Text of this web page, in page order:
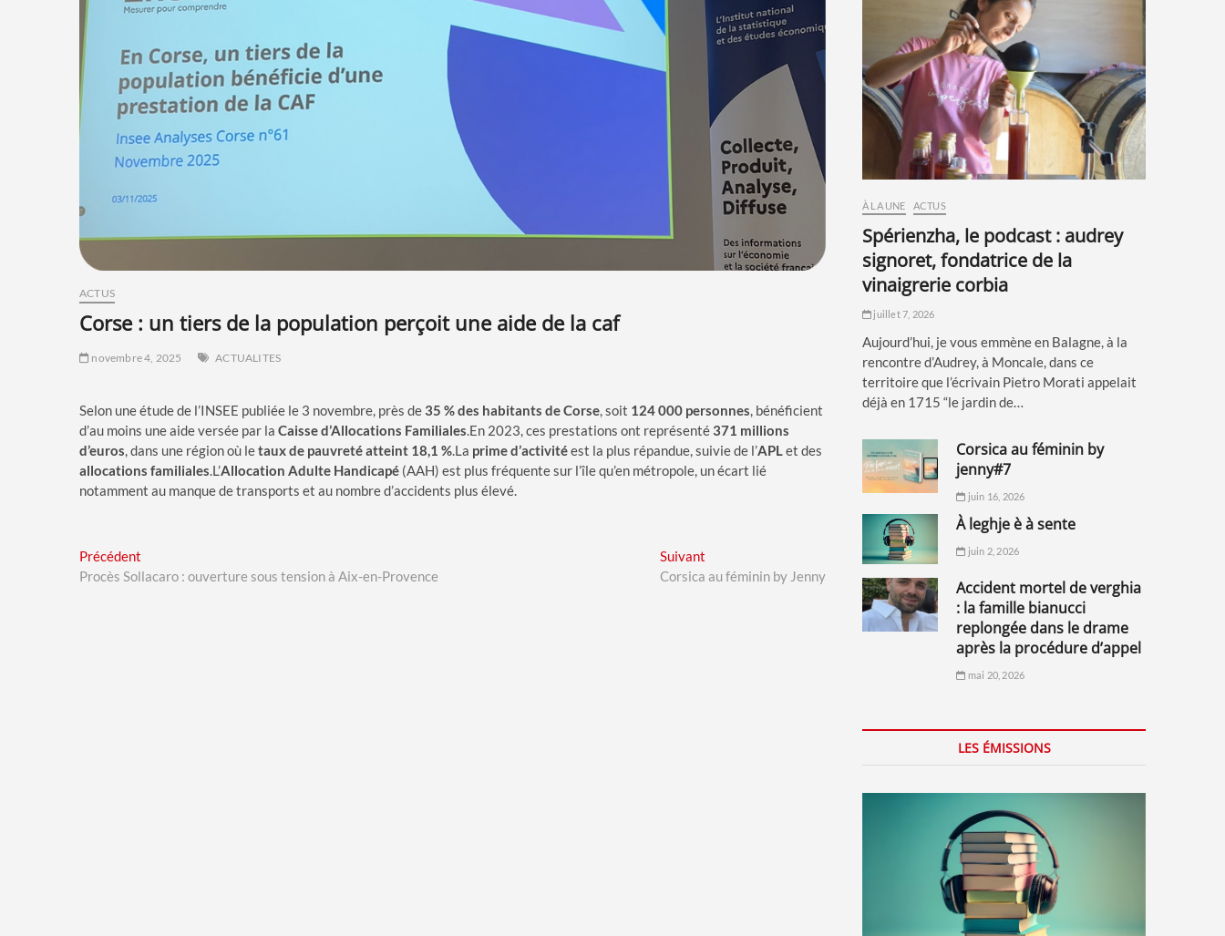
ACTUS
corse : un tiers de la population perçoit une aide de la caf
novembre 4, 2025 ACTUALITES
Selon une étude de l’INSEE publiée le 3 novembre, près de35 % des habitants de Corse, soit 124 000 personnes, bénéficient
d’au moins une aide versée par la Caisse d’Allocations Familiales.En 2023, ces prestations ont représenté371 millions
d’euros, dans une région où letaux de pauvreté atteint 18,1 %.La prime d’activitéest la plus répandue, suivie de l’APLet des
allocations familiales.L’Allocation Adulte Handicapé (AAH) est plus fréquente sur l’île qu’en métropole, un écart lié
notamment au manque de transports et au nombre d’accidents plus élevé.
Navigation
de
Précédent
post:
Procès Sollacaro : ouverture sous tension à Aix-en-Provence
Suivant
post:
Corsica au féminin by Jenny
À LA UNE ACTUS
spérienzha, le podcast : audrey
signoret, fondatrice de la
vinaigrerie corbia
juillet 7, 2026
Aujourd’hui, je vous emmène en Balagne, à la
rencontre d’Audrey, à Moncale, dans ce
territoire que l’écrivain Pietro Morati appelait
déjà en 1715 “le jardin de…
corsica au féminin by
jenny#7
juin 16, 2026
à leghje è à sente
juin 2, 2026
accident mortel de verghia
: la famille bianucci
replongée dans le drame
après la procédure d’appel
mai 20, 2026
LES ÉMISSIONS